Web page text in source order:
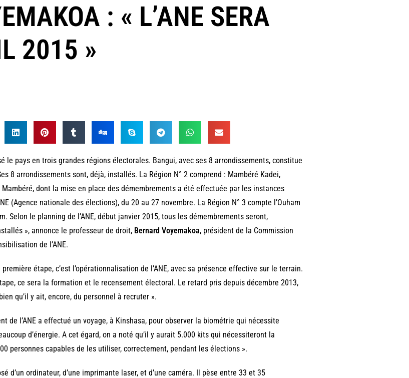
: « L’ANE SERA
2015 »
le pays en trois grandes régions électorales. Bangui, avec ses 8 arrondissements, constitue
8 arrondissements sont, déjà, installés. La Région N° 2 comprend : Mambéré Kadei,
Mambéré, dont la mise en place des démembrements a été effectuée par les instances
(Agence nationale des élections), du 20 au 27 novembre. La Région N° 3 compte l’Ouham
Selon le planning de l’ANE, début janvier 2015, tous les démembrements seront,
», annonce le professeur de droit, Bernard Voyemakoa, président de la Commission
de l’ANE.
étape, c’est l’opérationnalisation de l’ANE, avec sa présence effective sur le terrain.
ce sera la formation et le recensement électoral. Le retard pris depuis décembre 2013,
qu’il y ait, encore, du personnel à recruter ».
de l’ANE a effectué un voyage, à Kinshasa, pour observer la biométrie qui nécessite
d’énergie. A cet égard, on a noté qu’il y aurait 5.000 kits qui nécessiteront la
personnes capables de les utiliser, correctement, pendant les élections ».
d’un ordinateur, d’une imprimante laser, et d’une caméra. Il pèse entre 33 et 35